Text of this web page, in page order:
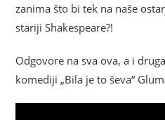
zanima što bi tek na naše
stariji Shakespeare?!
Odgovore na sva ova, a i
komediji „Bila je to ševa“